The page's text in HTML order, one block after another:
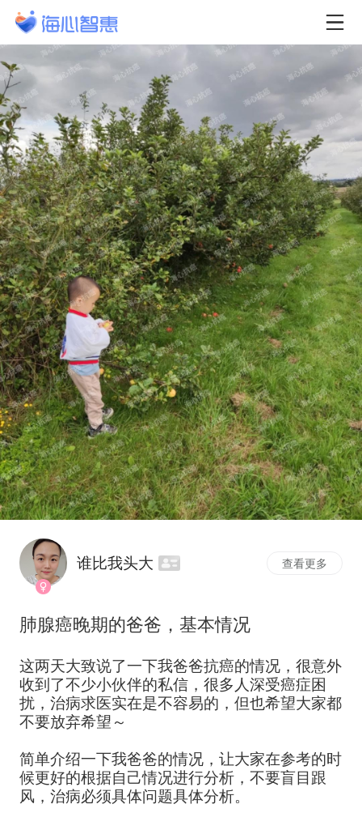
谁比我头大 查看更多
肺腺癌晚期的爸爸，基本情况
这两天大致说了一下我爸爸抗癌的情况，很意外
收到了不少小伙伴的私信，很多人深受癌症困
扰，治病求医实在是不容易的，但也希望大家都
不要放弃希望～
简单介绍一下我爸爸的情况，让大家在参考的时
候更好的根据自己情况进行分析，不要盲目跟
风，治病必须具体问题具体分析。